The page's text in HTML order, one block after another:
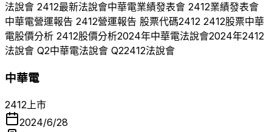
法說會 2412最新法說會中華電業績發表會 2412業績發表會
中華電營運報告 2412營運報告 股票代碼2412 2412股票中華
電股價分析 2412股價分析2024年中華電法說會2024年2412
法說會 Q2中華電法說會 Q22412法說會
中華電
2412 上市
2024/6/28